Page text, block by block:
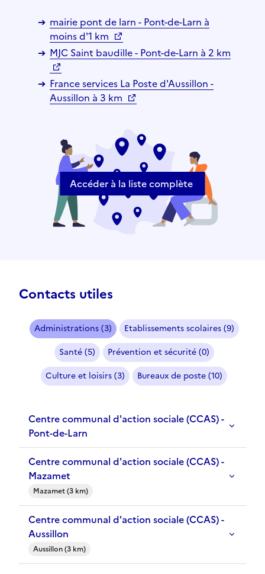
mairie pont de larn - Pont-de-Larn à
moins d'1 km
MJC Saint baudille - Pont-de-Larn à 2 km
France services La Poste d'Aussillon -
Aussillon à 3 km
Accéder à la liste complète
Contacts utiles
Administrations (3)
Etablissements scolaires (9)
Santé (5)
Prévention et sécurité (0)
Culture et loisirs (3)
Bureaux de poste (10)
Centre communal d'action sociale (CCAS) -
Pont-de-Larn
Centre communal d'action sociale (CCAS) -
Mazamet
Mazamet (3 km)
Centre communal d'action sociale (CCAS) -
Aussillon
Aussillon (3 km)